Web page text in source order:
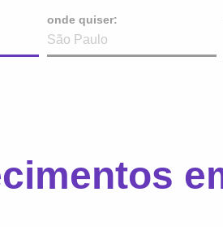
onde quiser: